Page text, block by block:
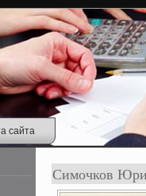
сайта
Симочков